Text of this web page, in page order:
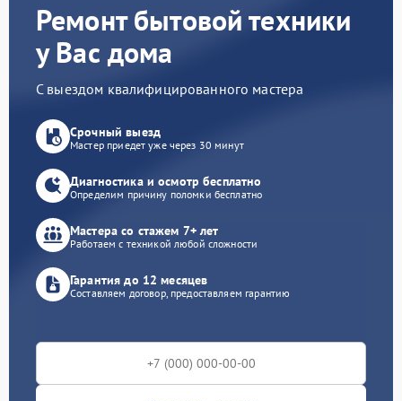
Ремонт бытовой техники
у Вас дома
С выездом квалифицированного мастера
Срочный выезд
Мастер приедет уже через 30 минут
Диагностика и осмотр бесплатно
Определим причину поломки бесплатно
Мастера со стажем 7+ лет
Работаем с техникой любой сложности
Гарантия до 12 месяцев
Составляем договор, предоставляем гарантию